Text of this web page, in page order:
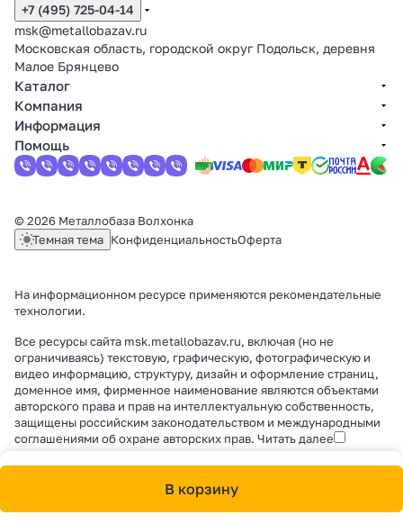
В корзину
+7 (495) 725-04-14
msk@metallobazav.ru
Московская область, городской округ Подольск, деревня
Малое Брянцево
Каталог
Компания
Информация
Помощь
© 2026 Металлобаза Волхонка
Темная тема КонфиденциальностьОферта
На информационном ресурсе применяются рекомендательные
технологии.
Все ресурсы сайта msk.metallobazav.ru, включая (но не
ограничиваясь) текстовую, графическую, фотографическую и
видео информацию, структуру, дизайн и оформление страниц,
доменное имя, фирменное наименование являются объектами
авторского права и прав на интеллектуальную собственность,
защищены российским законодательством и международными
соглашениями об охране авторских прав. Читать далее